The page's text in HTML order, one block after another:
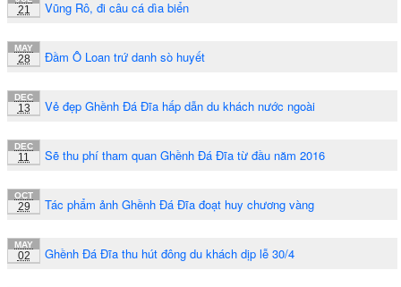
21 Vũng Rô, đi câu cá dìa biển
MAY
28 Đầm Ô Loan trứ danh sò huyết
DEC
13 Vẻ đẹp Ghềnh Đá Đĩa hấp dẫn du khách nước ngoài
DEC
11 Sẽ thu phí tham quan Ghềnh Đá Đĩa từ đầu năm 2016
OCT
29 Tác phẩm ảnh Ghềnh Đá Đĩa đoạt huy chương vàng
MAY
02 Ghềnh Đá Đĩa thu hút đông du khách dịp lễ 30/4